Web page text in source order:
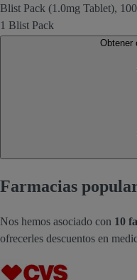
Blist Pack (1.0mg Tablet),
1 Blist Pack
Farmacias
Nos hemos asociado con 10
ofrecerles descuentos en